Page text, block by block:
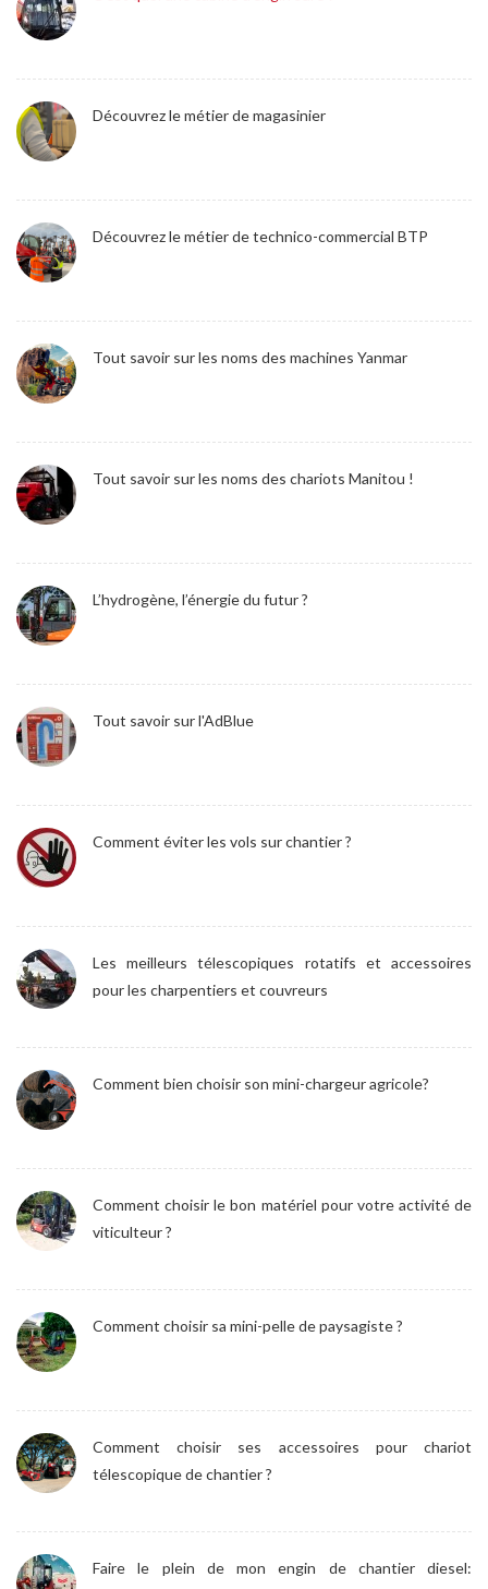
Découvrez le métier de magasinier
Découvrez le métier de technico-commercial BTP
Tout savoir sur les noms des machines Yanmar
Tout savoir sur les noms des chariots Manitou !
L’hydrogène, l’énergie du futur ?
Tout savoir sur l'AdBlue
Comment éviter les vols sur chantier ?
Les meilleurs télescopiques rotatifs et accessoires
pour les charpentiers et couvreurs
Comment bien choisir son mini-chargeur agricole?
Comment choisir le bon matériel pour votre activité de
viticulteur ?
Comment choisir sa mini-pelle de paysagiste ?
Comment choisir ses accessoires pour chariot
télescopique de chantier ?
Faire le plein de mon engin de chantier diesel: